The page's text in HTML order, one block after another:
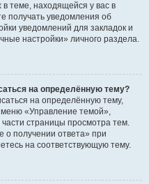
теме, находящейся у вас в
получать уведомления об
уведомлений для закладок и
настройки» личного раздела.
на определённую тему?
на определённую тему,
«Управление темой»,
страницы просмотра тем.
о получении ответа» при
на соответствующую тему.